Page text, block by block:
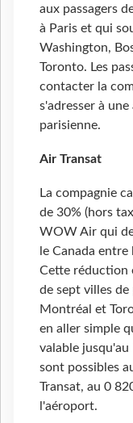
aux passagers
à Paris et qui
Washington,
Toronto. Les
contacter la
s'adresser à
parisienne.
Air Transat
La compagnie
de 30% (hors
WOW Air qui
le Canada
Cette réduction
de sept villes
Montréal et
en aller simple
valable jusqu'au
sont possibles
Transat, au 0
l'aéroport.